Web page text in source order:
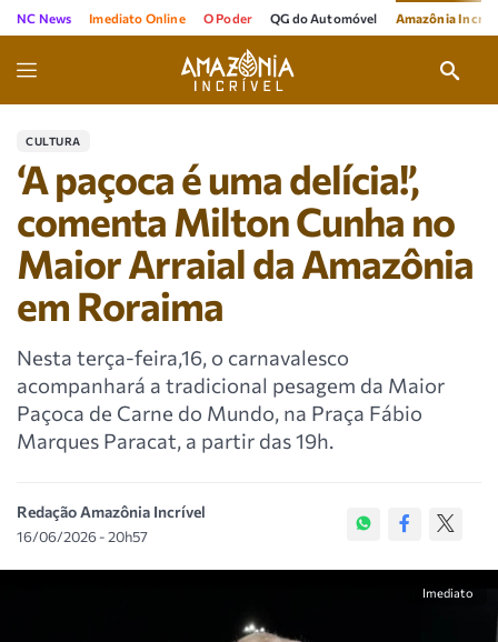
NC News Imediato Online O Poder QG do Automóvel Amazônia
CULTURA
‘A paçoca é uma delícia!’,
comenta Milton Cunha no
Maior Arraial da Amazônia
em Roraima
Nesta terça-feira,16, o carnavalesco
acompanhará a tradicional pesagem da Maior
Paçoca de Carne do Mundo, na Praça Fábio
Marques Paracat, a partir das 19h.
Redação Amazônia Incrível
16/06/2026 - 20h57
Imediato